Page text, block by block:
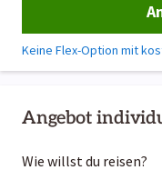
Angebot
Wie willst du reisen?
Keine Flex-Option mit